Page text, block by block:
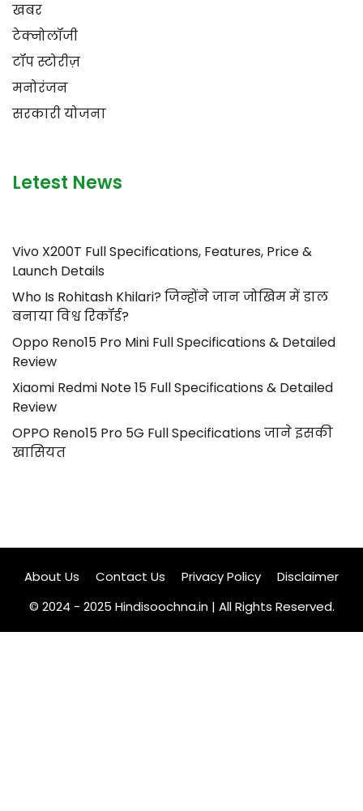
खबर
टेक्नोलॉजी
टॉप स्टोरीज़
मनोरंजन
सरकारी योजना
Letest News
Vivo X200T Full Specifications, Features, Price &
Launch Details
Who Is Rohitash Khilari? जिन्होंने जान जोखिम में डाल
बनाया विश्व रिकॉर्ड?
Oppo Reno15 Pro Mini Full Specifications & Detailed
Review
Xiaomi Redmi Note 15 Full Specifications & Detailed
Review
OPPO Reno15 Pro 5G Full Specifications जाने इसकी
खासियत
About Us Contact Us Privacy Policy
Disclaimer
© 2024 - 2025 Hindisoochna.in | All Rights Reserved.